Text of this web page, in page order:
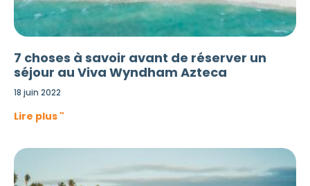
7 choses à savoir avant de réserver un
séjour au Viva Wyndham Azteca
18 juin 2022
Lire plus "